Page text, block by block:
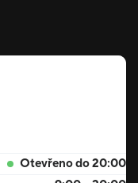
Otevřeno do 20:00